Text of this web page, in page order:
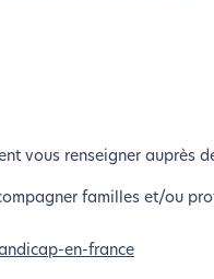
vous renseigner auprès
familles et/ou
en-france